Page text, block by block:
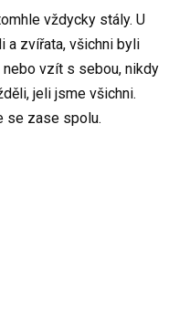
vždycky stály. U
a zvířata, všichni byli
nebo vzít s sebou, nikdy
jeli jsme všichni.
se zase spolu.